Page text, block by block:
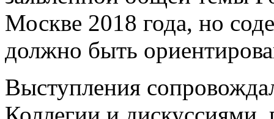
Москве 2018 года, но
должно быть
Выступления